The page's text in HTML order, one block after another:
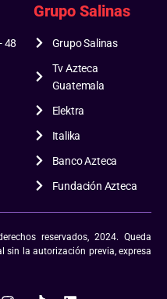
48
Grupo Salinas
Grupo Salinas
Tv Azteca
Guatemala
Elektra
Italika
Banco Azteca
Fundación Azteca
reservados, 2024. Queda
la autorización previa, expresa